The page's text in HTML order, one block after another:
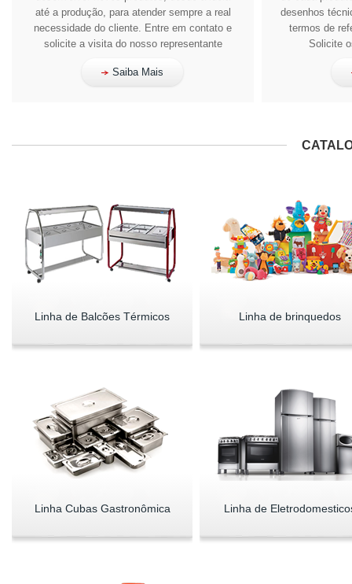
até a produção, para atender sempre a real
necessidade do cliente. Entre em contato e
solicite a visita do nosso representante
Saiba Mais
desenhos
termos de
Solicite
Linha de Balcões Térmicos Linha de brinquedos
Linha Cubas Gastronômica Linha de